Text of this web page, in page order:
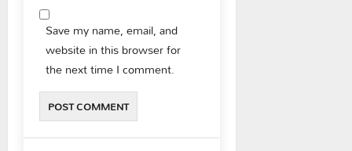
Save my name, email, and
website in this browser for
the next time I comment.